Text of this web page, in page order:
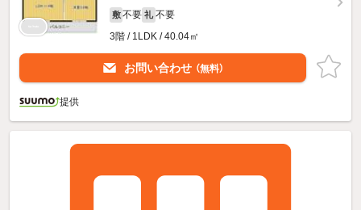
敷 不要 礼 不要
3階 / 1LDK / 40.04㎡
お問い合わせ （無料）
提供